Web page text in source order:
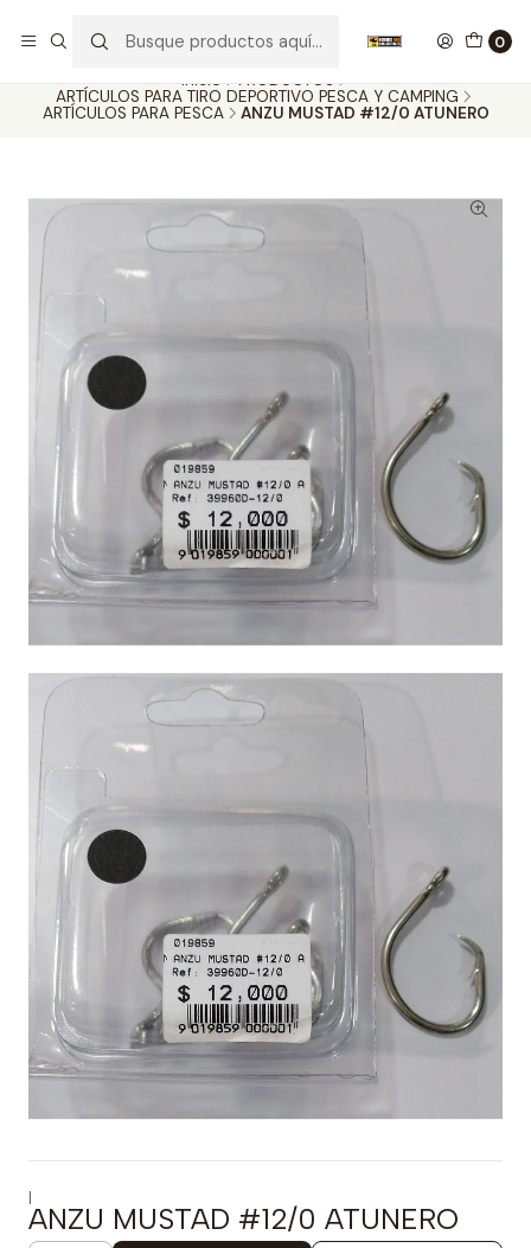
0
Inicio
PRODUCTOS
ARTÍCULOS PARA TIRO DEPORTIVO PESCA Y CAMPING
ARTÍCULOS PARA PESCA
ANZU MUSTAD #12/0 ATUNERO
|
ANZU MUSTAD #12/0 ATUNERO